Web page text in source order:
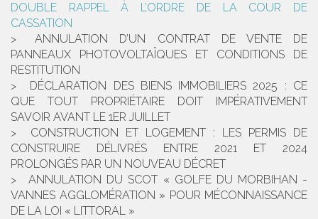
DOUBLE RAPPEL À L’ORDRE DE LA COUR DE
CASSATION
ANNULATION D’UN CONTRAT DE VENTE DE
PANNEAUX PHOTOVOLTAÏQUES ET CONDITIONS DE
RESTITUTION
DÉCLARATION DES BIENS IMMOBILIERS 2025 : CE
QUE TOUT PROPRIÉTAIRE DOIT IMPÉRATIVEMENT
SAVOIR AVANT LE 1ER JUILLET
CONSTRUCTION ET LOGEMENT : LES PERMIS DE
CONSTRUIRE DÉLIVRÉS ENTRE 2021 ET 2024
PROLONGÉS PAR UN NOUVEAU DÉCRET
ANNULATION DU SCOT « GOLFE DU MORBIHAN -
VANNES AGGLOMÉRATION » POUR MÉCONNAISSANCE
DE LA LOI « LITTORAL »